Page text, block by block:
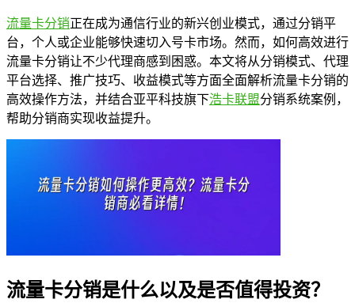
流量卡分销正在成为通信行业的新兴创业模式，通过分销平
台，个人或企业能够快速切入号卡市场。然而，如何高效进行
流量卡分销让不少代理商感到困惑。本文将从分销模式、代理
平台选择、推广技巧、收益模式等方面全面解析流量卡分销的
高效操作方法，并结合亚平科技旗下浩卡联盟分销系统案例，
帮助分销商实现收益提升。
流量卡分销是什么以及是否值得投资？